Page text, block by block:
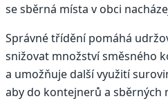
se sběrná místa v obci
Správné třídění pomáhá
snižovat množství směsného
a umožňuje další využití
aby do kontejnerů a sběrných